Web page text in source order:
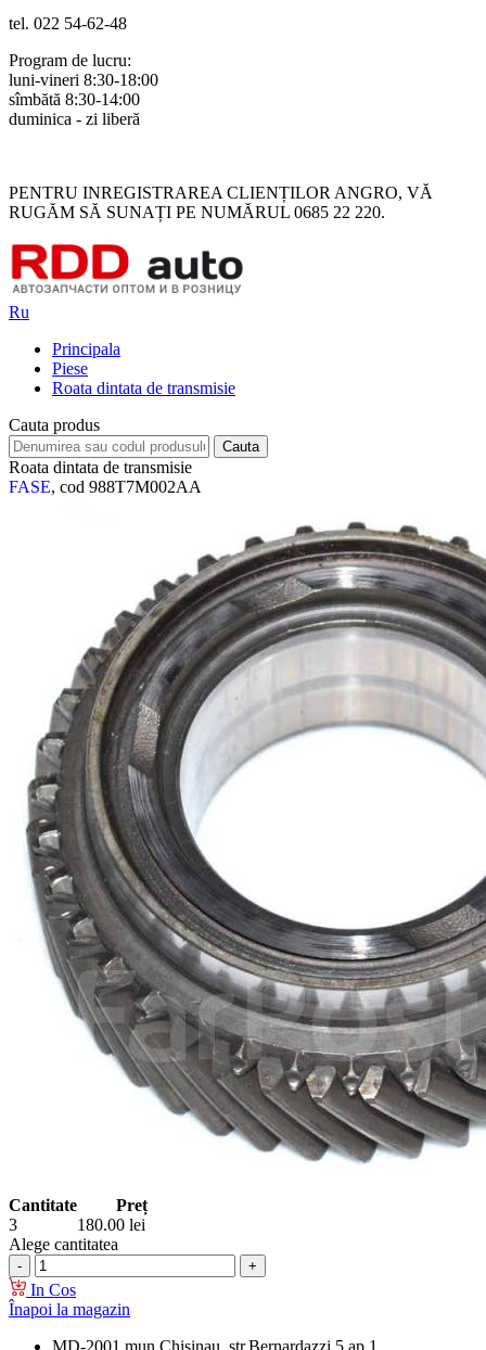
tel. 022 54-62-48
Program de lucru:
luni-vineri 8:30-18:00
sîmbătă 8:30-14:00
duminica - zi liberă
PENTRU INREGISTRAREA CLIENȚILOR ANGRO, VĂ
RUGĂM SĂ SUNAȚI PE NUMĂRUL 0685 22 220.
Ru
Principala
Piese
Roata dintata de transmisie
Cauta produs
Roata dintata de transmisie
FASE, cod 988T7M002AA
Cantitate
Preț
3
180.00 lei
Alege cantitatea
In Cos
Înapoi la magazin
MD-2001 mun.Chisinau, str.Bernardazzi 5 ap.1